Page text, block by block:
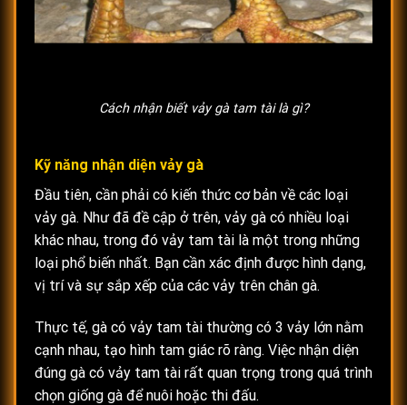
Cách nhận biết vảy gà tam tài là gì?
Kỹ năng nhận diện vảy gà
Đầu tiên, cần phải có kiến thức cơ bản về các loại
vảy gà. Như đã đề cập ở trên, vảy gà có nhiều loại
khác nhau, trong đó vảy tam tài là một trong những
loại phổ biến nhất. Bạn cần xác định được hình dạng,
vị trí và sự sắp xếp của các vảy trên chân gà.
Thực tế, gà có vảy tam tài thường có 3 vảy lớn nằm
cạnh nhau, tạo hình tam giác rõ ràng. Việc nhận diện
đúng gà có vảy tam tài rất quan trọng trong quá trình
chọn giống gà để nuôi hoặc thi đấu.